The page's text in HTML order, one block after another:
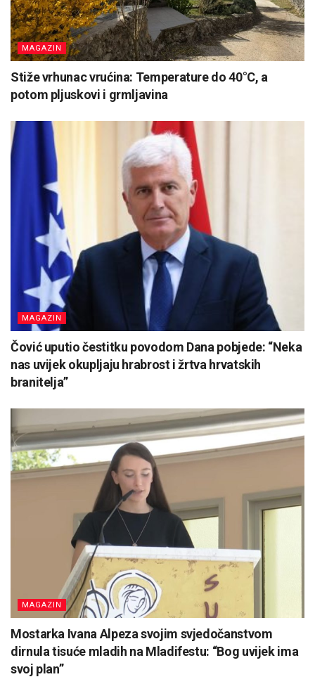
MAGAZIN
Stiže vrhunac vrućina: Temperature do 40°C, a
potom pljuskovi i grmljavina
MAGAZIN
Čović uputio čestitku povodom Dana pobjede: “Neka
nas uvijek okupljaju hrabrost i žrtva hrvatskih
branitelja”
MAGAZIN
Mostarka Ivana Alpeza svojim svjedočanstvom
dirnula tisuće mladih na Mladifestu: “Bog uvijek ima
svoj plan”